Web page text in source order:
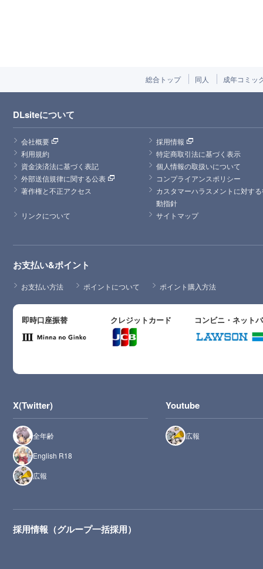
総合トップ 同人 成年コミッ
DLsiteについて
会社概要
採用情報
利用規約
特定商取引法に基づく表示
資金決済法に基づく表記
個人情報の取扱いについて
外部送信規律に関する公表
コンプライアンスポリシー
著作権と不正アクセス
カスタマーハラスメントに対す
動指針
リンクについて
サイトマップ
お支払い&ポイント
お支払い方法 ポイントについて ポイント購入方法
即時口座振替 クレジットカード コンビニ・ネット
X(Twitter)
全年齢
English R18
広報
Youtube
広報
採用情報（グループ一括採用）